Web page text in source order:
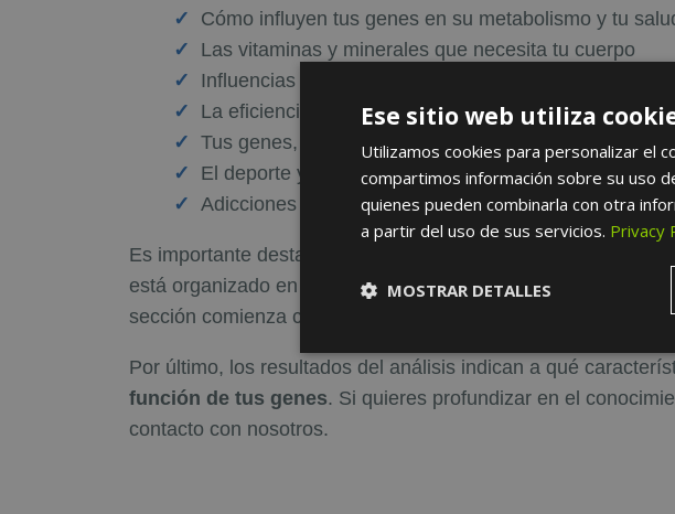
Cómo influyen tus genes en su metabolismo y tu
Las vitaminas y minerales que necesita tu cuerpo
Influencias importantes en tus hábitos alimenticios
La eficiencia de tu metabolismo
Tus genes, la desintoxicación y los antioxidantes
El deporte y el ocio en armonía con tus genes
Adicciones y envejecimiento determinados
Es importante destacar que el informe es un
está organizado en secciones clave quete permiten
sección comienza con una introducción seguida de un
Por último, los resultados del análisis indican a qué
función de tus genes. Si quieres profundizar en el
contacto con nosotros.
Ese sitio web utiliza
Utilizamos cookies para personalizar el
compartimos información sobre su uso
quienes pueden combinarla con otra
a partir del uso de sus servicios. Privacy
MOSTRAR DETALLES